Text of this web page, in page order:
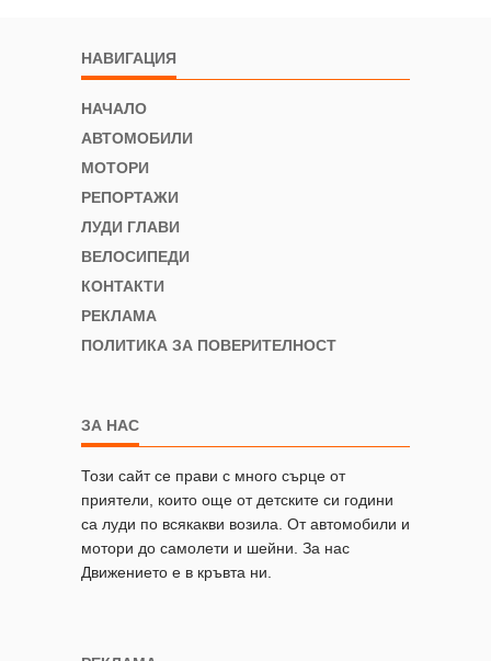
НАВИГАЦИЯ
НАЧАЛО
АВТОМОБИЛИ
МОТОРИ
РЕПОРТАЖИ
ЛУДИ ГЛАВИ
ВЕЛОСИПЕДИ
КОНТАКТИ
РЕКЛАМА
ПОЛИТИКА ЗА ПОВЕРИТЕЛНОСТ
ЗА НАС
Този сайт се прави с много сърце от
приятели, които още от детските си години
са луди по всякакви возила. От автомобили и
мотори до самолети и шейни. За нас
Движението е в кръвта ни.